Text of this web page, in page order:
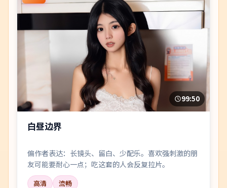
99:50
白昼边界
偏作者表达：长镜头、留白、少配乐。喜欢强刺激的朋
友可能要耐心一点；吃这套的人会反复拉片。
高清 流畅